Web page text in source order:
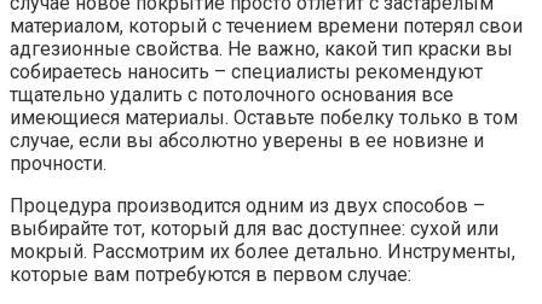
материалом, который с течением времени потерял свои
адгезионные свойства. Не важно, какой тип краски вы
собираетесь наносить – специалисты рекомендуют
тщательно удалить с потолочного основания все
имеющиеся материалы. Оставьте побелку только в том
случае, если вы абсолютно уверены в ее новизне и
прочности.
Процедура производится одним из двух способов –
выбирайте тот, который для вас доступнее: сухой или
мокрый. Рассмотрим их более детально. Инструменты,
которые вам потребуются в первом случае: